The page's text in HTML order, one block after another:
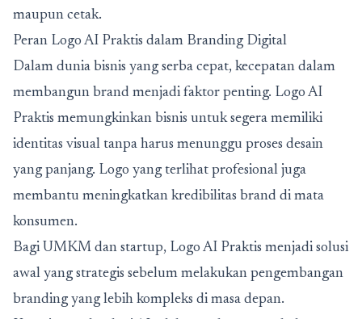
maupun cetak.
Peran Logo AI Praktis dalam Branding Digital
Dalam dunia bisnis yang serba cepat, kecepatan dalam
membangun brand menjadi faktor penting. Logo AI
Praktis memungkinkan bisnis untuk segera memiliki
identitas visual tanpa harus menunggu proses desain
yang panjang. Logo yang terlihat profesional juga
membantu meningkatkan kredibilitas brand di mata
konsumen.
Bagi UMKM dan startup, Logo AI Praktis menjadi solusi
awal yang strategis sebelum melakukan pengembangan
branding yang lebih kompleks di masa depan.